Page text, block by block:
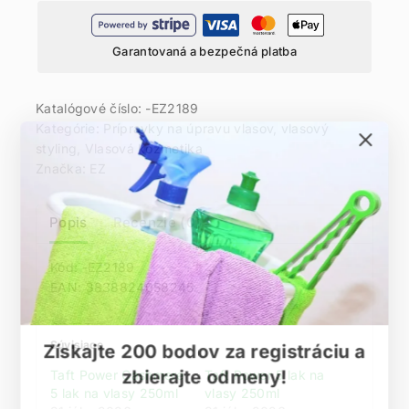
Garantovaná a bezpečná platba
Katalógové číslo: -EZ2189
Kategórie:
Prípravky na úpravu vlasov, vlasový
Vlasová kozmetika
Popis Recenzie (0)
Kód: -EZ2189
EAN: 3838824058245
Súvisiace
Taft Power Cashmere
5 lak na vlasy 250ml
Taft Power 5 lak na
vlasy 250ml
Získajte 200 bodov za registráciu a
zbierajte odmeny!